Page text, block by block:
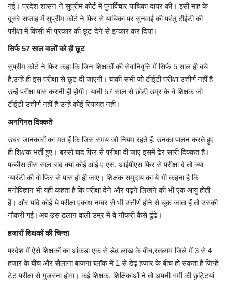
गई। प्रदेश शासन ने सुप्रीम कोर्ट में पुनर्विचार याचिका दायर की। इसी माह के
दूसरे सप्ताह में सुप्रीम कोर्ट ने फिर से याचिका पर सुनवाई की परंतु टीईटी की
परीक्षा में किसी भी प्रकार की छूट देने से इन्कार कर दिया।
सिर्फ 57 साल वालों को ही छूट
सुप्रीम कोर्ट ने फिर कहा कि जिन शिक्षकों की सेवानिवृत्ति में सिर्फ 5 साल ही बचे
हैं,उन्हें ही इस परीक्षा से छूट दी जाएगी। बाकी सभी जो टीईटी परीक्षा उत्तीर्ण नहीं है
उन्हें परीक्षा पास करनी ही होगी। यानी 57 साल से छोटी उम्र के वे शिक्षक जो
टीईटी उत्तीर्ण नहीं हैं उन्हें कोई रियायत नहीं।
अनगिनत दिक्कते
उधर जानकारों का मत हैं कि जिस समय जो नियम रहते हैं, उनका पालन करते हुए
ही शिक्षक भर्ती हुए। बरसों बाद फिर से परीक्षा दी जाए इसमें ढेर सारी दिक्कत है।
पच्चीस तीस साल बाद क्या कोई आई ए एस, आईपीएस फिर से परीक्षा दे तो क्या
ग्यारंटी की वो फिर से पास हो ही जाए। शिक्षक समुदाय का ये भी कहना है कि
मनोविज्ञान भी यही कहता है कि परीक्षा देने और पढ़ने लिखने की भी एक आयु होती
हैं। और यदि कोई ये परीक्षा एकाध नम्बर से भी उत्तीर्ण होने से चूक जाता हैं तो उसकी
नौकरी गई।अब उस ढलान वाली उम्र में वे नौकरी कैसे ढूंढे।
हजारों शिक्षकों की चिन्ता
प्रदेश में ऐसे शिक्षकों का आंकड़ा एक से डेढ़ लाख के बीच,रतलाम जिले में 3 से 4
हजार के बीच और सैलाना बाजना ब्लॉक में 1 से डेढ़ हजार के बीच हो सकता हैं जिन्हें
टेट परीक्षा से गुजरना होगा। कई शिक्षक, शिक्षिकाओं ने तो अपनी गर्मी की छुट्टियां